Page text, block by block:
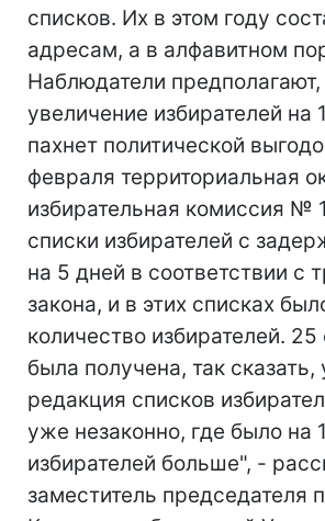
списков. Их в этом году
адресам, а в алфавитном
Наблюдатели предполагают,
увеличение избирателей на
пахнет политической
февраля территориальная
избирательная комиссия №
списки избирателей с
на 5 дней в соответствии с
закона, и в этих списках
количество избирателей.
была получена, так сказать,
редакция списков
уже незаконно, где было на
избирателей больше", -
заместитель председателя